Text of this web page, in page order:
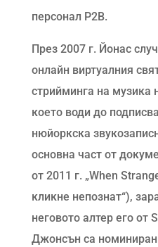
персонал P2B.
През 2007 г. Йонас
онлайн виртуалния
стрийминга на музика
което води до
нюйоркска
основна част от
от 2011 г. „When
кликне непознат“),
неговото алтер его от
Джонсън са